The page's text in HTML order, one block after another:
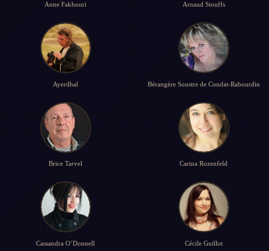
Anne Fakhouri Arnaud Stouffs
Ayerdhal Bérangère Soustre de Condat-Rabourdin
Brice Tarvel Carina Rozenfeld
Cassandra O’Donnell Cécile Guillot